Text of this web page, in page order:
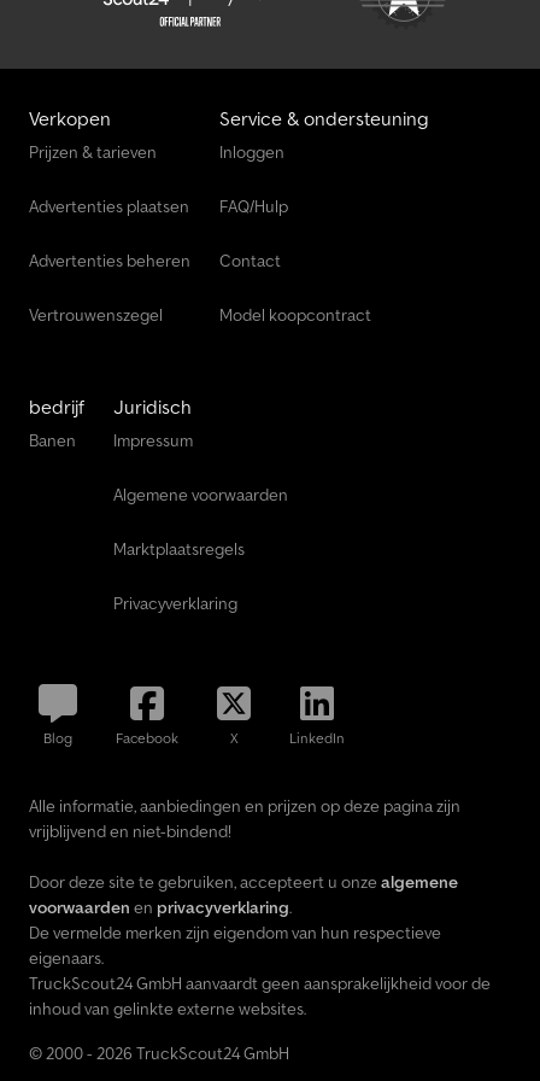
breedte 2,55 m; hoogte 3,35 m - Banden: vooras ca. 60%; achteras
ca. 60% - - Ons interne voertuignummer: 12523 - - Fouten en
voorraad. = Verdere informatie = Credpfjznt E Tex Akqef AdBlue-
systeem: Ja Motorinhoud: 7.698 cc Motormerk: Mercedes Benz
Verkopen
Prijzen & tarieven
Advertenties plaatsen
Advertenties beheren
Vertrouwenszegel
Service & ondersteuning
Inloggen
FAQ/Hulp
Contact
Model koopcontract
bedrijf
Banen
Juridisch
Impressum
Algemene voorwaarden
Marktplaatsregels
Privacyverklaring
Blog Facebook X LinkedIn
Alle informatie, aanbiedingen en prijzen op deze pagina zijn
vrijblijvend en niet-bindend!
Door deze site te gebruiken, accepteert u onze algemene
voorwaarden en privacyverklaring.
De vermelde merken zijn eigendom van hun respectieve
eigenaars.
TruckScout24 GmbH aanvaardt geen aansprakelijkheid voor de
inhoud van gelinkte externe websites.
© 2000 - 2026 TruckScout24 GmbH